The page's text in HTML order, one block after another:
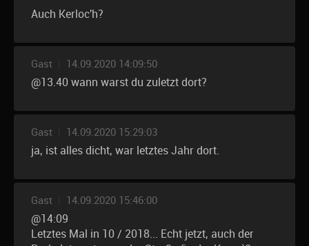
Auch Kerloc'h?
Gast 14.09.2020 14:09:50
@13.40 wann warst du zuletzt dort?
Gast 14.09.2020 15:29:03
ja, ist alles dicht, war letztes Jahr dort.
Gast 14.09.2020 15:46:00
@14:09
Letztes Mal in 10 / 2018... Echt jetzt, auch der